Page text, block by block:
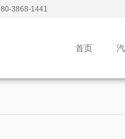
3868-1441
首页